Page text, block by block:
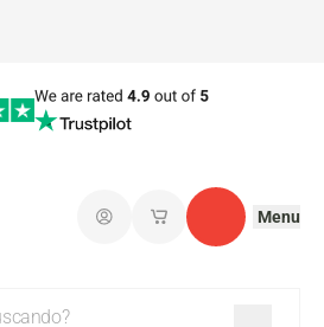
Iniciar sesiónMis carritos de
Contacto
Menu